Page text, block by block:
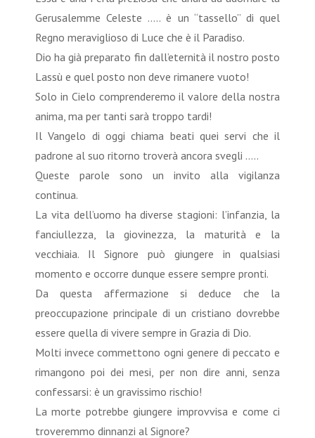
Gerusalemme Celeste ….. è un “tassello” di quel
Regno meraviglioso di Luce che è il Paradiso.
Dio ha già preparato fin dall’eternità il nostro posto
Lassù e quel posto non deve rimanere vuoto!
Solo in Cielo comprenderemo il valore della nostra
anima, ma per tanti sarà troppo tardi!
Il Vangelo di oggi chiama beati quei servi che il
padrone al suo ritorno troverà ancora svegli …..
Queste parole sono un invito alla vigilanza
continua.
La vita dell’uomo ha diverse stagioni: l’infanzia, la
fanciullezza, la giovinezza, la maturità e la
vecchiaia. Il Signore può giungere in qualsiasi
momento e occorre dunque essere sempre pronti.
Da questa affermazione si deduce che la
preoccupazione principale di un cristiano dovrebbe
essere quella di vivere sempre in Grazia di Dio.
Molti invece commettono ogni genere di peccato e
rimangono poi dei mesi, per non dire anni, senza
confessarsi: è un gravissimo rischio!
La morte potrebbe giungere improvvisa e come ci
troveremmo dinnanzi al Signore?